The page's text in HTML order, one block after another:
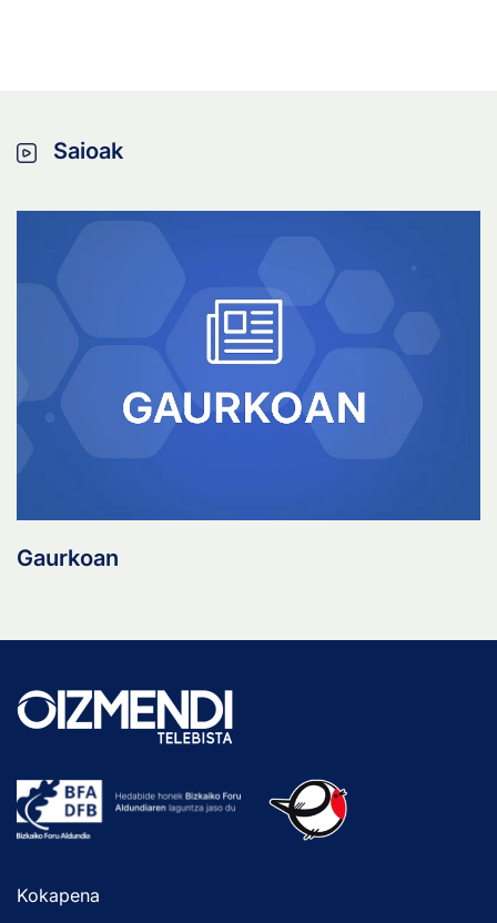
Saioak
Gaurkoan
Kokapena